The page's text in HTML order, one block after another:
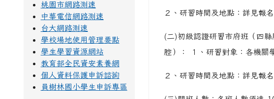
桃園市網路測速
中華電信網路測速
台大網路測速
學校場地使用管理要點
學生學習資源網站
教育部全民資安素養網
個人資料保護申訴諮詢
員樹林國小學生申訴專區
２、研習時間及地點：詳見報
(二)初級認證研習市府班（四
腔）： １、研習對象：各機關
２、研習時間及地點：詳見報